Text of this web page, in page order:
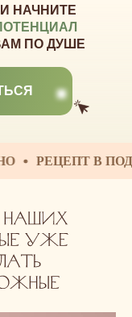
НАЧНИТЕ
ПО ДУШЕ
В ПОДАРОК